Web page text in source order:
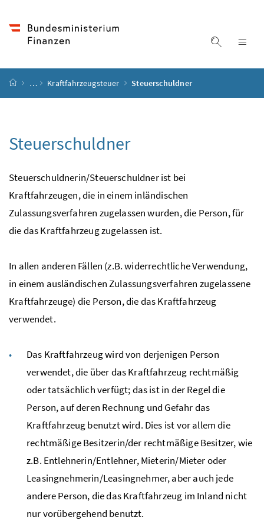
Suche
Startseite
… Kraftfahrzeugsteuer Steuerschuldner
Steuerschuldner
Steuerschuldnerin/Steuerschuldner ist bei
Kraftfahrzeugen, die in einem inländischen
Zulassungsverfahren zugelassen wurden, die Person, für
die das Kraftfahrzeug zugelassen ist.
In allen anderen Fällen (z.B.widerrechtliche Verwendung,
in einem ausländischen Zulassungsverfahren zugelassene
Kraftfahrzeuge) die Person, die das Kraftfahrzeug
verwendet.
Das Kraftfahrzeug wird von derjenigen Person
verwendet, die über das Kraftfahrzeug rechtmäßig
oder tatsächlich verfügt; das ist in der Regel die
Person, auf deren Rechnung und Gefahr das
Kraftfahrzeug benutzt wird. Dies ist vor allem die
rechtmäßige Besitzerin/der rechtmäßige Besitzer, wie
z.B. Entlehnerin/Entlehner, Mieterin/Mieter oder
Leasingnehmerin/Leasingnehmer, aber auch jede
andere Person, die das Kraftfahrzeug im Inland nicht
nur vorübergehend benutzt.